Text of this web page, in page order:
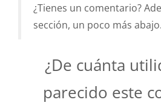
¿Tienes un comentario?
sección, un poco más
¿De cuánta
parecido este